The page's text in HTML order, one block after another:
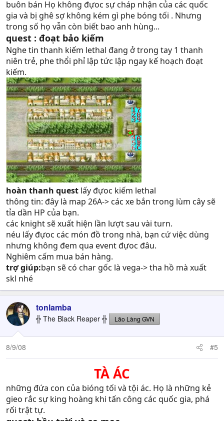
buôn bán Họ không đựoc sự cháp nhận của các quốc
gia và bị ghê sợ không kém gì phe bóng tối . Nhưng
trong số họ vẫn còn biết bao anh hùng...
quest : đoạt bảo kiếm
Nghe tin thanh kiếm lethal đang ở trong tay 1 thanh
niên trẻ, phe thổi phỉ lập tức lập ngay kế hoạch đoạt
kiếm.
hoàn thanh quest lấy đựoc kiếm lethal
thông tin: đây là map 26A-> các xe bắn trong lùm cây sẽ
tỉa dần HP của bạn.
các knight sẽ xuất hiện lần lượt sau vài turn.
néu lấy đựoc các món đồ trong nhà, bạn cứ việc dùng
nhưng không đem qua event đựoc đâu.
Nghiêm cấm mua bán hàng.
trợ giúp:bạn sẽ có char gốc là vega-> tha hồ mà xuất
skl nhé
tonlamba
╬ The Black Reaper ╬ Lão Làng GVN
8/9/08 #5
TÀ ÁC
những đứa con của bióng tối và tội ác. Họ là những kẻ
gieo rắc sự king hoàng khi tấn công các quốc gia, phá
rối trật tự.